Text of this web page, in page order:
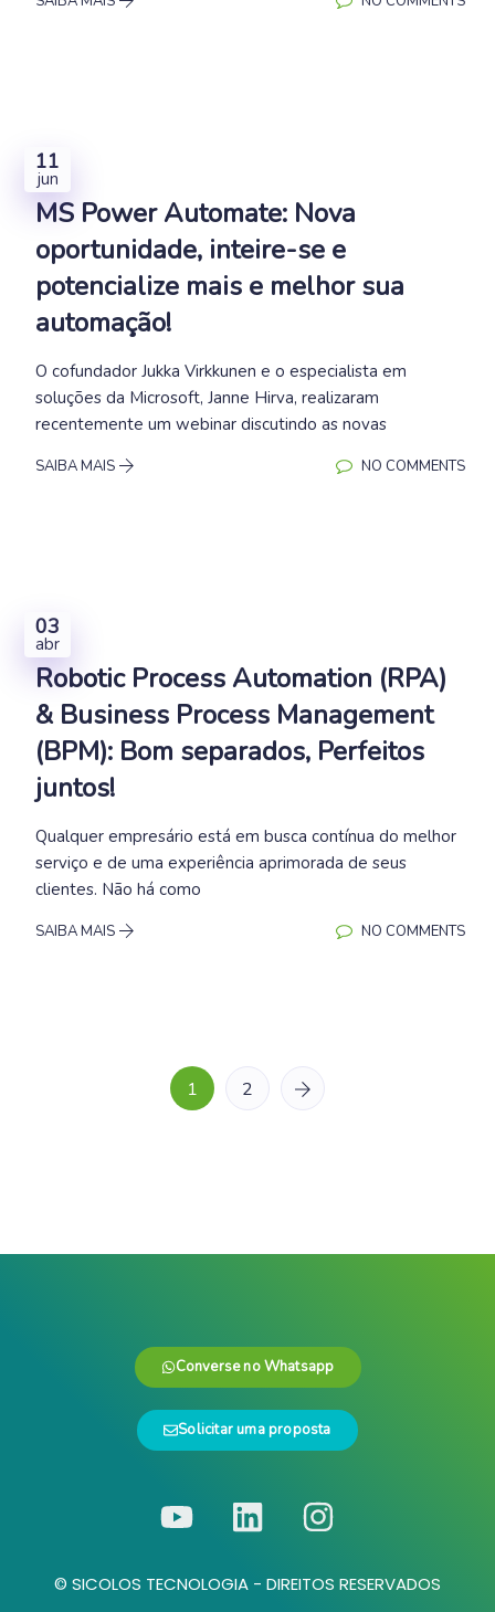
11
jun
MS Power Automate: Nova
oportunidade, inteire-se e
potencialize mais e melhor sua
automação!
O cofundador Jukka Virkkunen e o especialista em
soluções da Microsoft, Janne Hirva, realizaram
recentemente um webinar discutindo as novas
SAIBA MAIS NO COMMENTS
03
abr
Robotic Process Automation (RPA)
& Business Process Management
(BPM): Bom separados, Perfeitos
juntos!
Qualquer empresário está em busca contínua do melhor
serviço e de uma experiência aprimorada de seus
clientes. Não há como
SAIBA MAIS NO COMMENTS
1 2
Converse no Whatsapp
Solicitar uma proposta
© SICOLOS TECNOLOGIA - DIREITOS RESERVADOS